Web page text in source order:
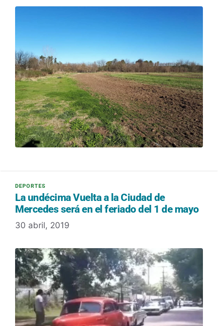
La undécima Vuelta a la Ciudad de
Mercedes será en el feriado del 1 de mayo
30 abril, 2019